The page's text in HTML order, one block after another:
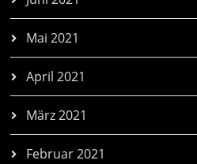
Mai 2021
April 2021
März 2021
Februar 2021